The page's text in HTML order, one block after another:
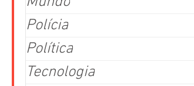
Polícia
Política
Tecnologia